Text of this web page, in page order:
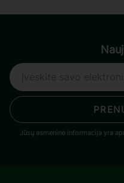
Jūsų asmeninė informacija yra